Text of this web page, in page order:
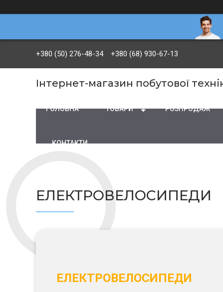
+380 (50) 276-48-34 +380 (68) 930-67-13
Інтернет-магазин побутової
ГОЛОВНА ТОВАРИ PОЗПРОДАЖ
КОНТАКТИ
ЕЛЕКТРОВЕЛОСИПЕДИ
ЕЛЕКТРОВЕЛОСИПЕДИ